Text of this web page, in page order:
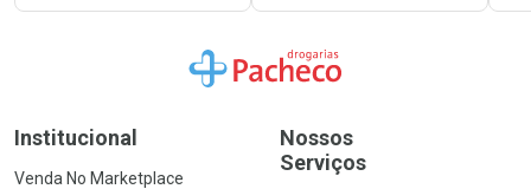
Ir para a Home
Institucional
Venda No Marketplace
Nossos
Serviços